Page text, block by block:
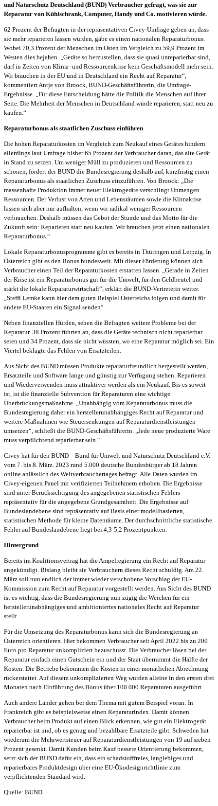
und Naturschutz Deutschland (BUND) Verbraucher gefragt, was sie zur
Reparatur von Kühlschrank, Computer, Handy und Co. motivieren würde.
62 Prozent der Befragten in der repräsentativen Civey-Umfrage geben an, dass
sie mehr reparieren lassen würden, gäbe es einen nationalen Reparaturbonus.
Wobei 70,3 Prozent der Menschen im Osten im Vergleich zu 59,9 Prozent im
Westen dies bejahen. „Geräte so herzustellen, dass sie quasi unreparierbar sind,
darf in Zeiten von Klima- und Ressourcenkrise kein Geschäftsmodell mehr sein.
Wir brauchen in der EU und in Deutschland ein Recht auf Reparatur“,
kommentiert Antje von Broock, BUND-Geschäftsführerin, die Umfrage-
Ergebnisse. „Für diese Entscheidung hätte die Politik die Menschen auf ihrer
Seite. Die Mehrheit der Menschen in Deutschland würde reparieren, statt neu zu
kaufen.“
Reparaturbonus als staatlichen Zuschuss einführen
Die hohen Reparaturkosten im Vergleich zum Neukauf eines Gerätes hindern
allerdings laut Umfrage bisher 65 Prozent der Verbraucher daran, das alte Gerät
in Stand zu setzen. Um weniger Müll zu produzieren und Ressourcen zu
schonen, fordert der BUND die Bundesregierung deshalb auf, kurzfristig einen
Reparaturbonus als staatlichen Zuschuss einzuführen. Von Broock: „Die
massenhafte Produktion immer neuer Elektrogeräte verschlingt Unmengen
Ressourcen. Der Verlust von Arten und Lebensräumen sowie die Klimakrise
lassen sich aber nur aufhalten, wenn wir radikal weniger Ressourcen
verbrauchen. Deshalb müssen das Gebot der Stunde und das Motto für die
Zukunft sein: Reparieren statt neu kaufen. Wir brauchen jetzt einen nationalen
Reparaturbonus.“
Lokale Reparaturbonusprogramme gibt es bereits in Thüringen und Leipzig. In
Österreich gibt es den Bonus bundesweit. Mit dieser Förderung können sich
Verbraucher einen Teil der Reparaturkosten erstatten lassen. „Gerade in Zeiten
der Krise ist ein Reparaturbonus gut für die Umwelt, für den Geldbeutel und
stärkt die lokale Reparaturwirtschaft“, erklärt die BUND-Vertreterin weiter.
„Steffi Lemke kann hier dem guten Beispiel Österreichs folgen und damit für
andere EU-Staaten ein Signal senden“
Neben finanziellen Hürden, sehen die Befragten weitere Probleme bei der
Reparatur. 38 Prozent führten an, dass die Geräte technisch nicht reparierbar
seien und 34 Prozent, dass sie nicht wüssten, wo eine Reparatur möglich sei. Ein
Viertel beklagte das Fehlen von Ersatzteilen.
Aus Sicht des BUND müssen Produkte reparaturfreundlich hergestellt werden,
Ersatzteile und Software lange und günstig zur Verfügung stehen. Reparieren
und Wiederverwenden muss attraktiver werden als ein Neukauf. Bis es soweit
ist, ist die finanzielle Subvention für Reparaturen eine wichtige
Überbrückungsmaßnahme. „Unabhängig vom Reparaturbonus muss die
Bundesregierung daher ein herstellerunabhängiges Recht auf Reparatur und
weitere Maßnahmen wie Steuersenkungen auf Reparaturdienstleistungen
umsetzen“, schließt die BUND-Geschäftsführerin. „Jede neue produzierte Ware
muss verpflichtend reparierbar sein.“
Civey hat für den BUND – Bund für Umwelt und Naturschutz Deutschland e.V.
vom 7. bis 8. März. 2023 rund 5.000 deutsche Bundesbürger ab 18 Jahren
online anlässlich des Weltverbrauchertages befragt. Alle Daten wurden im
Civey-eigenen Panel mit verifizierten Teilnehmern erhoben. Die Ergebnisse
sind unter Berücksichtigung des angegebenen statistischen Fehlers
repräsentativ für die angegebene Grundgesamtheit. Die Ergebnisse auf
Bundeslandebene sind repräsentativ auf Basis einer modellbasierten,
statistischen Methode für kleine Datenräume. Der durchschnittliche statistische
Fehler auf Bundeslandebene liegt bei 4,3-5,2 Prozentpunkten.
Hintergrund
Bereits im Koalitionsvertrag hat die Ampelregierung ein Recht auf Reparatur
angekündigt. Bislang bleibt sie Verbrauchern dieses Recht schuldig. Am 22.
März soll nun endlich der immer wieder verschobene Vorschlag der EU-
Kommission zum Recht auf Reparatur vorgestellt werden. Aus Sicht des BUND
ist es wichtig, dass die Bundesregierung nun zügig die Weichen für ein
herstellerunabhängiges und ambitioniertes nationales Recht auf Reparatur
stellt.
Für die Umsetzung des Reparaturbonus kann sich die Bundesregierung an
Österreich orientieren. Hier bekommen Verbraucher seit April 2022 bis zu 200
Euro pro Reparatur unkompliziert bezuschusst. Die Verbraucher lösen bei der
Reparatur einfach einen Gutschein ein und der Staat übernimmt die Hälfte der
Kosten. Die Betriebe bekommen die Kosten in einer monatlichen Abrechnung
rückerstattet. Auf diesem unkomplizierten Weg wurden alleine in den ersten drei
Monaten nach Einführung des Bonus über 100.000 Reparaturen ausgeführt.
Auch andere Länder gehen bei dem Thema mit gutem Beispiel voran: In
Frankreich gibt es beispielsweise einen Reparaturindex. Damit können
Verbraucher beim Produkt auf einen Blick erkennen, wie gut ein Elektrogerät
reparierbar ist und, ob es genug und bezahlbare Ersatzteile gibt. Schweden hat
wiederum die Mehrwertsteuer auf Reparaturdienstleistungen von 19 auf sieben
Prozent gesenkt. Damit Kunden beim Kauf bessere Orientierung bekommen,
setzt sich der BUND dafür ein, dass ein schadstofffreies, langlebiges und
reparierbares Produktdesign über eine EU-Ökodesignrichtlinie zum
verpflichtenden Standard wird.
Quelle: BUND